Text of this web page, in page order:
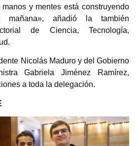
y mentes está construyendo
mañana», añadió la también
de Ciencia, Tecnología,
Nicolás Maduro y del Gobierno
Gabriela Jiménez Ramírez,
a toda la delegación.